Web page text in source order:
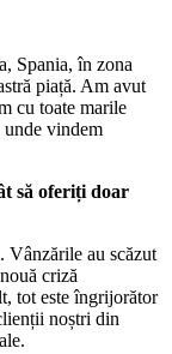
Spania, în zona
piață. Am avut
cu toate marile
vindem
să oferiți doar
Vânzările au scăzut
criză
tot este îngrijorător
noștri din